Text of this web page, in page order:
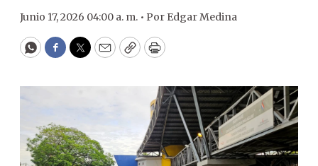
Junio 17, 2026 04:00 a. m. • Por Edgar Medina
WhatsApp
Facebook
Twitter
EmailCopyPrint